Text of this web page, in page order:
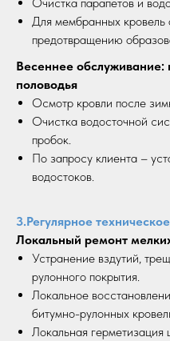
Для мембранных
предотвращению
Весеннее
половодья
Осмотр кровли после
Очистка водосточной
пробок.
По запросу клиента –
водостоков.
3.Регулярное
Локальный ремонт
Устранение вздутий,
рулонного покрытия.
Локальное
битумно-рулонных
Локальная